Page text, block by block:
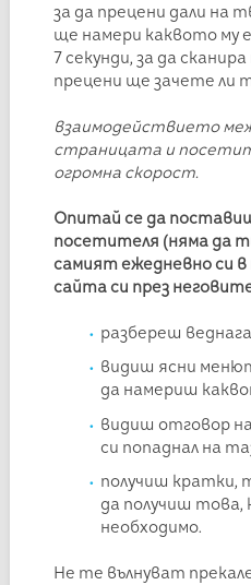
за да прецени дали на
ще намери каквото му
7 секунди, за да
прецени ще зачете ли
взаимодействието
страницата и
огромна скорост.
Опитай се да
посетителя (няма да
самият ежедневно си
сайта си през
разбереш
видиш ясни
да намериш
видиш отговор
си попаднал на
получиш кратки,
да получиш
необходимо.
Не те вълнуват